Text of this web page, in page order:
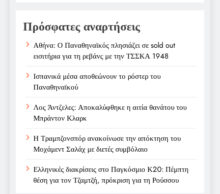
Πρόσφατες αναρτήσεις
Αθήνα: Ο Παναθηναϊκός πλησιάζει σε sold out
εισιτήρια για τη ρεβάνς με την ΤΣΣΚΑ 1948
Ισπανικά μέσα αποθεώνουν το ρόστερ του
Παναθηναϊκού
Λος Άντζελες: Αποκαλύφθηκε η αιτία θανάτου του
Μπράντον Κλαρκ
Η Τραμπζονσπόρ ανακοίνωσε την απόκτηση του
Μοχάμεντ Σαλάχ με διετές συμβόλαιο
Ελληνικές διακρίσεις στο Παγκόσμιο Κ20: Πέμπτη
θέση για τον Τζαμτζή, πρόκριση για τη Ρούσσου